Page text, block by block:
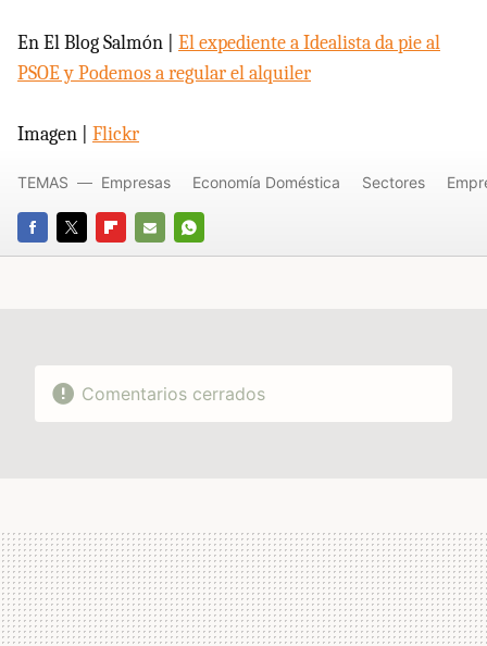
En El Blog Salmón | El expediente a Idealista da pie al
PSOE y Podemos a regular el alquiler
Imagen | Flickr
FACEBOOK
TWITTERFLIPBOARD
E-
WHATSAPP
TEMAS Empresas Economía Doméstica Sectores
Comentarios cerrados